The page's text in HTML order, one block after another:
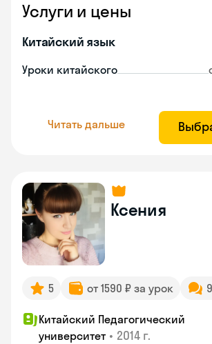
Услуги и цены
Китайский язык
Уроки китайского
Читать дальше
Ксения
5 от 1590 ₽ за урок
Китайский Педагогический
университет • 2014 г.